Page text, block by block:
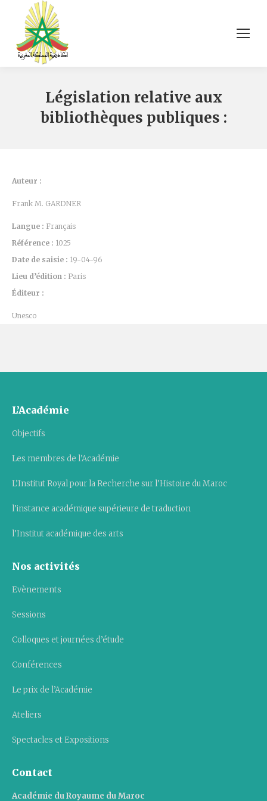
Législation relative aux
bibliothèques publiques :
Auteur :
Frank M. GARDNER
Langue : Français
Référence : 1025
Date de saisie : 19-04-96
Lieu d’édition : Paris
Éditeur :
Unesco
L’Académie
Objectifs
Les membres de l’Académie
L’Institut Royal pour la Recherche sur l’Histoire du Maroc
l’instance académique supérieure de traduction
l’Institut académique des arts
Nos activités
Evènements
Sessions
Colloques et journées d’étude
Conférences
Le prix de l’Académie
Ateliers
Spectacles et Expositions
Contact
Académie du Royaume du Maroc